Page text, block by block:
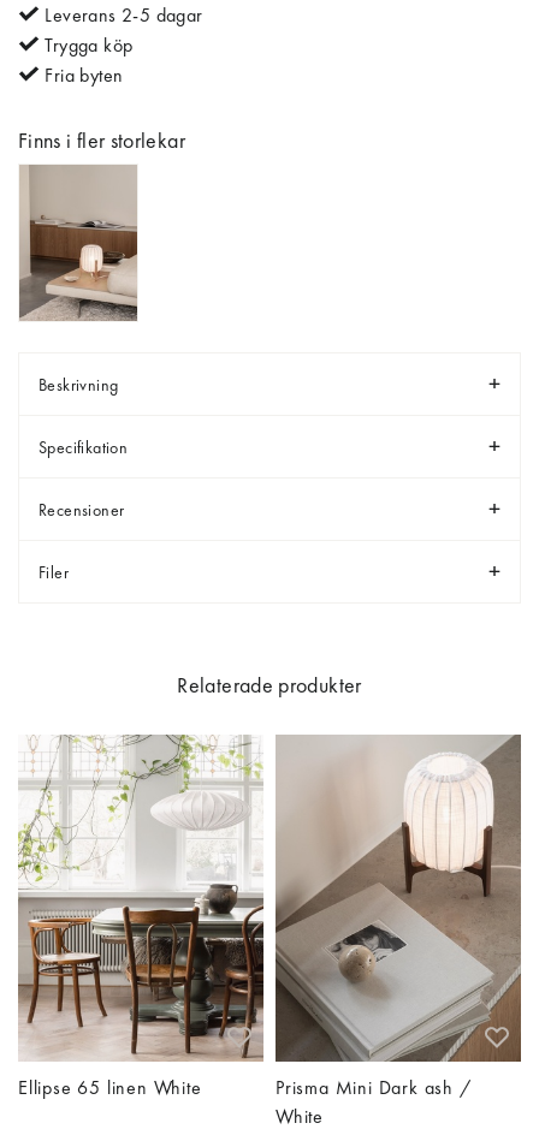
Leverans 2-5 dagar
Trygga köp
Fria byten
Finns i fler storlekar
Beskrivning
Specifikation
Recensioner
Filer
Relaterade produkter
Ellipse 65 linen White
Prisma Mini Dark ash /
White